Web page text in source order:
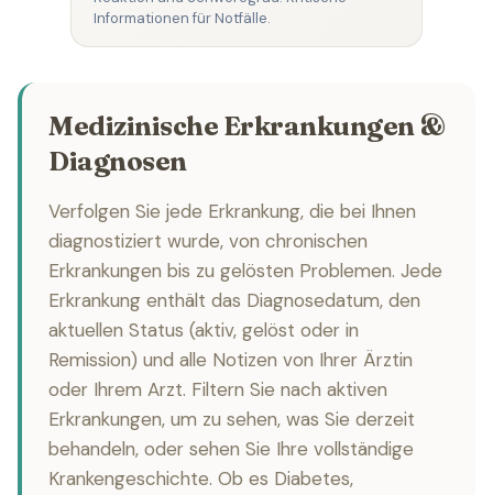
Informationen für Notfälle.
Medizinische Erkrankungen &
Diagnosen
Verfolgen Sie jede Erkrankung, die bei Ihnen
diagnostiziert wurde, von chronischen
Erkrankungen bis zu gelösten Problemen. Jede
Erkrankung enthält das Diagnosedatum, den
aktuellen Status (aktiv, gelöst oder in
Remission) und alle Notizen von Ihrer Ärztin
oder Ihrem Arzt. Filtern Sie nach aktiven
Erkrankungen, um zu sehen, was Sie derzeit
behandeln, oder sehen Sie Ihre vollständige
Krankengeschichte. Ob es Diabetes,